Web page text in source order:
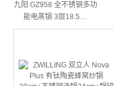
九阳 GZ958 全不锈钢多功
能电蒸锅 3层18.5…